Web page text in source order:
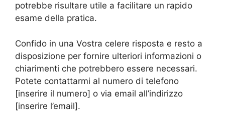
potrebbe risultare utile a facilitare un rapido
esame della pratica.
Confido in una Vostra celere risposta e resto a
disposizione per fornire ulteriori informazioni o
chiarimenti che potrebbero essere necessari.
Potete contattarmi al numero di telefono
[inserire il numero] o via email all’indirizzo
[inserire l’email].